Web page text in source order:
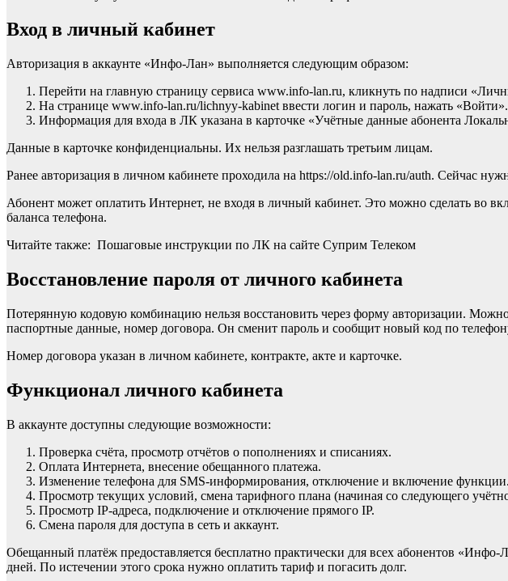
Вход в личный кабинет
Авторизация в аккаунте «Инфо-Лан» выполняется следующим образом:
Перейти на главную страницу сервиса www.info-lan.ru, кликнуть по надписи
На странице www.info-lan.ru/lichnyy-kabinet ввести логин и пароль, нажать «Войти».
Информация для входа в ЛК указана в карточке «Учётные данные абонента
Данные в карточке конфиденциальны. Их нельзя разглашать третьим лицам.
Ранее авторизация в личном кабинете проходила на https://old.info-lan.ru/auth. Сейчас
Абонент может оплатить Интернет, не входя в личный кабинет. Это можно сделать во
баланса телефона.
Читайте также: Пошаговые инструкции по ЛК на сайте Суприм Телеком
Восстановление пароля от личного кабинета
Потерянную кодовую комбинацию нельзя восстановить через форму авторизации.
паспортные данные, номер договора. Он сменит пароль и сообщит новый код по
Номер договора указан в личном кабинете, контракте, акте и карточке.
Функционал личного кабинета
В аккаунте доступны следующие возможности:
Проверка счёта, просмотр отчётов о пополнениях и списаниях.
Оплата Интернета, внесение обещанного платежа.
Изменение телефона для SMS-информирования, отключение и включение функции.
Просмотр текущих условий, смена тарифного плана (начиная со следующего
Просмотр IP-адреса, подключение и отключение прямого IP.
Смена пароля для доступа в сеть и аккаунт.
Обещанный платёж предоставляется бесплатно практически для всех абонентов
дней. По истечении этого срока нужно оплатить тариф и погасить долг.